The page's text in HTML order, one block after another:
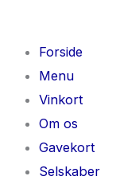
Forside
Menu
Vinkort
Om os
Gavekort
Selskaber